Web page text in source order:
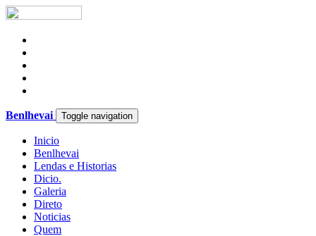
Benlhevai Toggle navigation
Inicio
Benlhevai
Lendas e Historias
Dicio.
Galeria
Direto
Noticias
Quem